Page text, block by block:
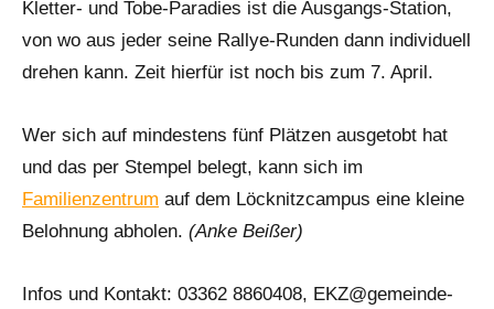
Kletter- und Tobe-Paradies ist die Ausgangs-Station,
von wo aus jeder seine Rallye-Runden dann individuell
drehen kann. Zeit hierfür ist noch bis zum 7. April.
Wer sich auf mindestens fünf Plätzen ausgetobt hat
und das per Stempel belegt, kann sich im
Familienzentrum auf dem Löcknitzcampus eine kleine
Belohnung abholen. (Anke Beißer)
Infos und Kontakt: 03362 8860408, EKZ@gemeinde-